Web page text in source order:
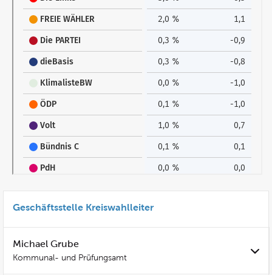
Geschäftsstelle Kreiswahlleiter
Michael Grube
Kommunal- und Prüfungsamt